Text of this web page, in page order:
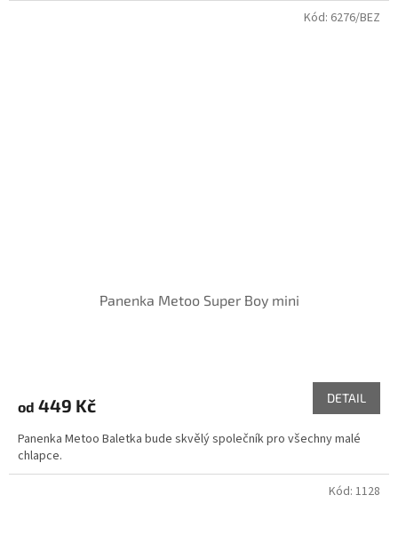
Panenka Metoo Super Boy mini
od 449 Kč DETAIL
Panenka Metoo Baletka bude skvělý společník pro všechny malé
chlapce.
Kód: 6276/BEZ
Kód: 1128